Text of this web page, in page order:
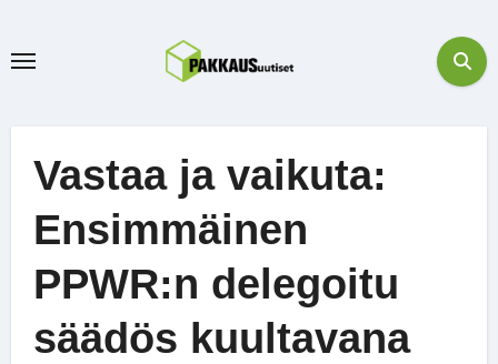
Vastaa ja vaikuta:
Ensimmäinen
PPWR:n delegoitu
säädös kuultavana